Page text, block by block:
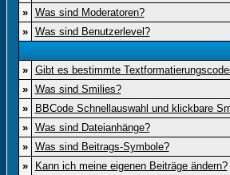
»
Was sind Moderatoren?
»
Was sind Benutzerlevel?
»
Gibt es bestimmte
»
Was sind Smilies?
»
BBCode Schnellauswahl und klickbare
»
Was sind Dateianhänge?
»
Was sind Beitrags-Symbole?
»
Kann ich meine eigenen Beiträge ändern?